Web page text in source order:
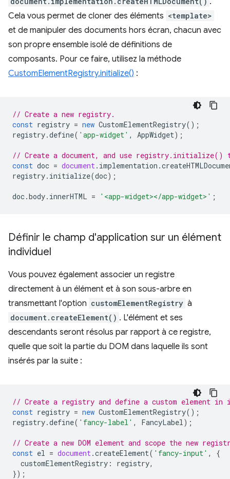
Cela vous permet de cloner des éléments <template>
et de manipuler des documents hors écran, chacun avec
son propre ensemble isolé de définitions de
composants. Pour ce faire, utilisez la méthode
CustomElementRegistry.initialize() :
// Create a new registry.
const registry = new CustomElementRegistry();
registry.define( 'app-widget' , AppWidget);
// Create a document, and use registry.initialize()
const doc = document . implementation .
registry. initialize(doc);
doc.body. innerHTML = '<app-widget></app-widget>' ;
Définir le champ d'application sur un élément
individuel
Vous pouvez également associer un registre
directement à un élément et à son sous-arbre en
transmettant l'option customElementRegistry à
document.createElement() . L'élément et ses
descendants seront résolus par rapport à ce registre,
quelle que soit la partie du DOM dans laquelle ils sont
insérés par la suite :
// Create a registry and define a custom element
const registry = new CustomElementRegistry();
registry.define( 'fancy-label' , FancyLabel );
// Create a new DOM element and scope the new
const el = document .createElement( 'fancy-input' ,
{
customElementRegistry : registry,
});